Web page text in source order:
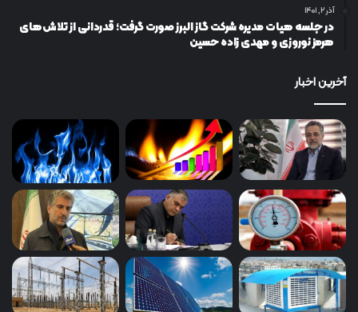
آذر ۲, ۱۴۰۱
در جلسه هیات مدیره شرکت گاز البرز صورت گرفت؛ قدردانی از تلاش‌های
هرمز نوروزی و مهدی زاده حسین
آخرین اخبار